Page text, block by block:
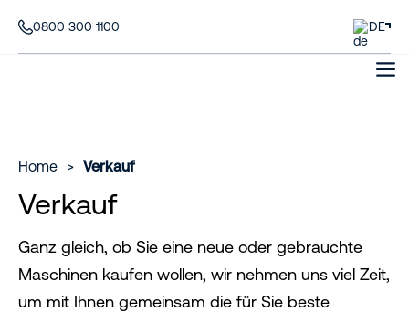
0800 300 1100 DE
Home > Verkauf
Verkauf
Ganz gleich, ob Sie eine neue oder gebrauchte
Maschinen kaufen wollen, wir nehmen uns viel Zeit,
um mit Ihnen gemeinsam die für Sie beste